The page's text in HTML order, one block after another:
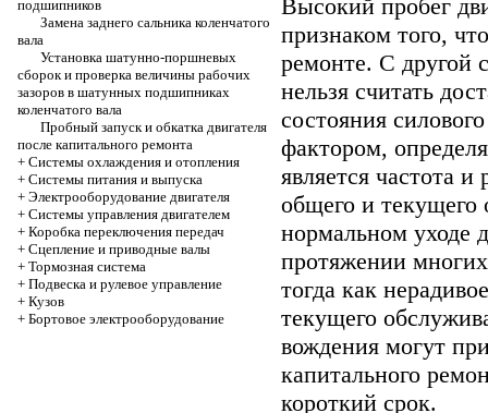
подшипников
Замена заднего сальника коленчатого
вала
Установка шатунно-поршневых
сборок и проверка величины рабочих
зазоров в шатунных подшипниках
коленчатого вала
Пробный запуск и обкатка двигателя
после капитального ремонта
+ Системы охлаждения и отопления
+ Системы питания и выпуска
+ Электрооборудование двигателя
+ Системы управления двигателем
+ Коробка переключения передач
+ Cцепление и приводные валы
+ Тормозная система
+ Подвеска и рулевое управление
+ Кузов
+ Бортовое электрооборудование
Высокий пробег
признаком того,
ремонте. С другой
нельзя считать
состояния
фактором,
является частота
общего и текущего
нормальном уходе
протяжении
тогда как
текущего
вождения могут
капитального
короткий срок.